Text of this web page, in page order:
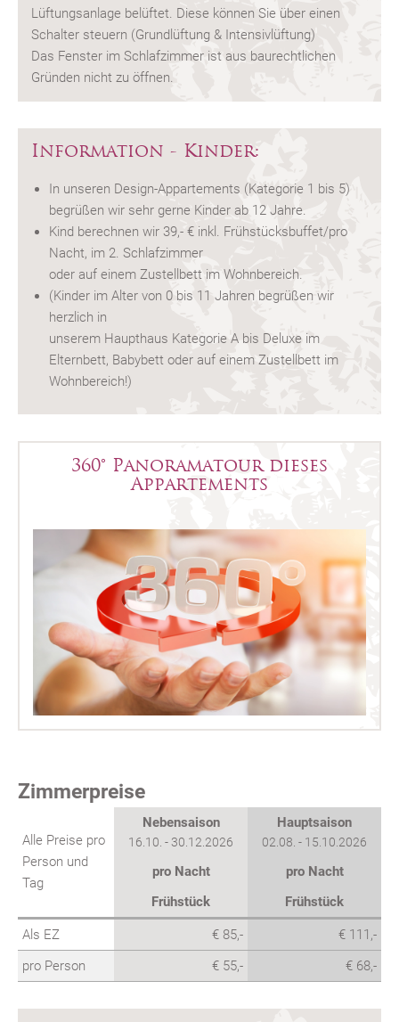
Lüftungsanlage belüftet. Diese können Sie über einen
Schalter steuern (Grundlüftung & Intensivlüftung)
Das Fenster im Schlafzimmer ist aus baurechtlichen
Gründen nicht zu öffnen.
Information - Kinder:
In unseren Design-Appartements (Kategorie 1 bis 5)
begrüßen wir sehr gerne Kinder ab 12 Jahre.
Kind berechnen wir 39,- € inkl. Frühstücksbuffet/pro
Nacht, im 2. Schlafzimmer
oder auf einem Zustellbett im Wohnbereich.
(Kinder im Alter von 0 bis 11 Jahren begrüßen wir
herzlich in
unserem Haupthaus Kategorie A bis Deluxe im
Elternbett, Babybett oder auf einem Zustellbett im
Wohnbereich!)
360° Panoramatour dieses
Appartements
Zimmerpreise
Alle Preise pro
Person und
Tag
Nebensaison
16.10. - 30.12.2026
Hauptsaison
02.08. - 15.10.2026
pro Nacht
pro Nacht
Frühstück
Frühstück
Als EZ € 85,-
€ 111,-
pro Person
€ 55,- € 68,-